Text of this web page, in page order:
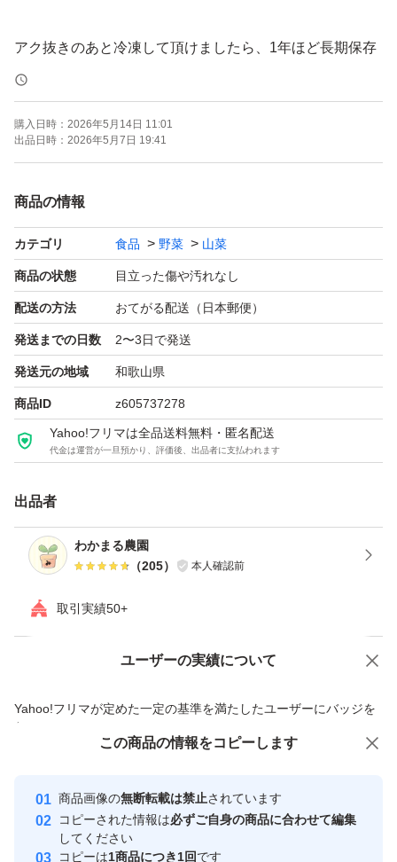
アク抜きのあと冷凍して頂けましたら、1年ほど長期保存
も可能です。
年々生産量が減少しているため、この機会にご購入頂けれ
ばと思います。
送りします。発送から1日〜2日で到着します。
和歌山県からの発送ですので、離島、北海道、東北地方の
お客様には3日から4日ほどかかる場合があります。
手選別のためまれに植物の葉や花が入る場合があります。
神経質な方はご購入をお控えください。
かじめ多めにお入れします。多少の誤差は生じるものとお
考えください。
点が強みです。スーパーなどの品とは鮮度が格段に良いと
収穫作業を行いながらの出品作業なので、メッセージへの
くださいね。
購入日時： 2026年5月14日 11:01
出品日時： 2026年5月7日 19:41
商品の情報
カテゴリ 食品 野菜 山菜
商品の状態 目立った傷や汚れなし
配送の方法 おてがる配送（日本郵便）
発送までの日数 2〜3日で発送
発送元の地域 和歌山県
商品ID z605737278
Yahoo!フリマは全品送料無料・匿名配送
代金は運営が一旦預かり、評価後、出品者に支払われます
出品者
わかまる農園
（205） 本人確認前
取引実績50+
ユーザーの実績について
Yahoo!フリマが定めた一定の基準を満たしたユーザーにバッジを
付与しています
安心取引出品者
心・安全なユーザーです
取引実績
価格の相談 商品への質問
この商品の情報をコピーします
商品画像の無断転載は禁止されています
コピーされた情報は必ずご自身の商品に合わせて編集
してください
コピーは1商品につき1回です
この商品をみている人にオススメ